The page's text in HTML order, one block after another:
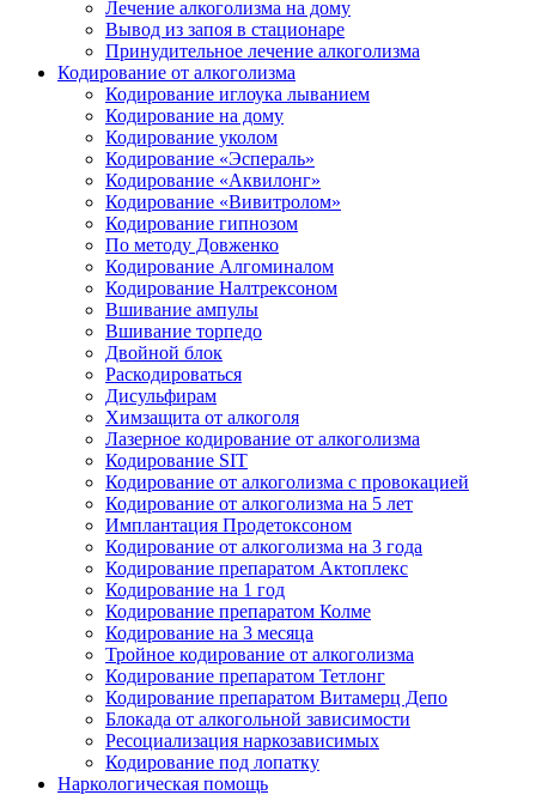
Лечение алкоголизма на дому
Вывод из запоя в стационаре
Принудительное лечение алкоголизма
Кодирование от алкоголизма
Кодирование иглоука лыванием
Кодирование на дому
Кодирование уколом
Кодирование «Эспераль»
Кодирование «Аквилонг»
Кодирование «Вивитролом»
Кодирование гипнозом
По методу Довженко
Кодирование Алгоминалом
Кодирование Налтрексоном
Вшивание ампулы
Вшивание торпедо
Двойной блок
Раскодироваться
Дисульфирам
Химзащита от алкоголя
Лазерное кодирование от алкоголизма
Кодирование SIT
Кодирование от алкоголизма с провокацией
Кодирование от алкоголизма на 5 лет
Имплантация Продетоксоном
Кодирование от алкоголизма на 3 года
Кодирование препаратом Актоплекс
Кодирование на 1 год
Кодирование препаратом Колме
Кодирование на 3 месяца
Тройное кодирование от алкоголизма
Кодирование препаратом Тетлонг
Кодирование препаратом Витамерц Депо
Блокада от алкогольной зависимости
Ресоциализация наркозависимых
Кодирование под лопатку
Наркологическая помощь